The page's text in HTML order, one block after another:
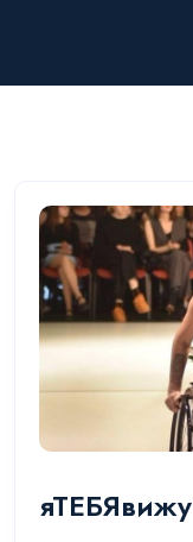
яТЕБЯвижу